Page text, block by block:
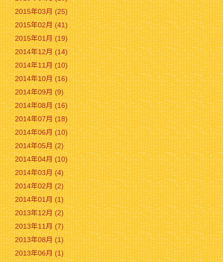
2015年03月 (25)
2015年02月 (41)
2015年01月 (19)
2014年12月 (14)
2014年11月 (10)
2014年10月 (16)
2014年09月 (9)
2014年08月 (16)
2014年07月 (18)
2014年06月 (10)
2014年05月 (2)
2014年04月 (10)
2014年03月 (4)
2014年02月 (2)
2014年01月 (1)
2013年12月 (2)
2013年11月 (7)
2013年08月 (1)
2013年06月 (1)